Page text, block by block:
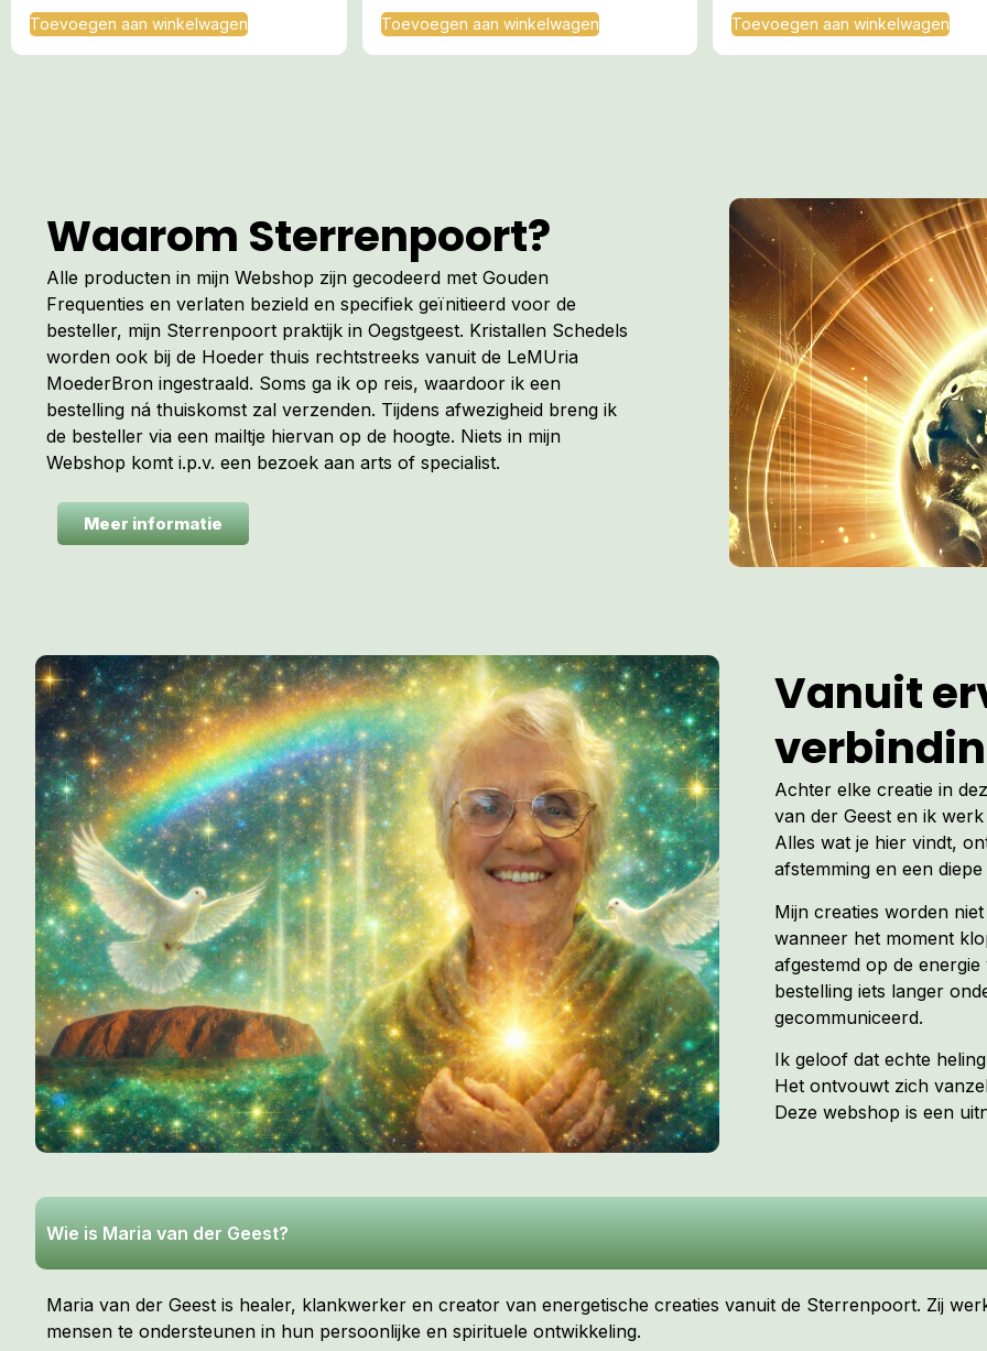
Toevoegen aan winkelwagen Toevoegen aan winkelwagen Toevoegen aan winkelwagen
Waarom Sterrenpoort?
Alle producten in mijn Webshop zijn gecodeerd met Gouden
Frequenties en verlaten bezield en specifiek geïnitieerd voor de
besteller, mijn Sterrenpoort praktijk in Oegstgeest. Kristallen Schedels
worden ook bij de Hoeder thuis rechtstreeks vanuit de LeMUria
MoederBron ingestraald. Soms ga ik op reis, waardoor ik een
bestelling ná thuiskomst zal verzenden. Tijdens afwezigheid breng ik
de besteller via een mailtje hiervan op de hoogte. Niets in mijn
Webshop komt i.p.v. een bezoek aan arts of specialist.
Meer informatie
Vanuit
Achter elke creatie in
van der Geest en ik
Alles wat je hier vindt,
afstemming en een
Mijn creaties worden
wanneer het moment
afgestemd op de
bestelling iets langer
gecommuniceerd.
Ik geloof dat echte
Het ontvouwt zich
Deze webshop is een
Wie is Maria van der Geest?
Maria van der Geest is healer, klankwerker en creator van energetische creaties vanuit de Sterrenpoort. Zij
mensen te ondersteunen in hun persoonlijke en spirituele ontwikkeling.